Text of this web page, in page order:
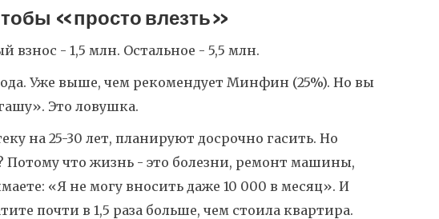
«просто влезть»
взнос - 1,5 млн. Остальное - 5,5 млн.
Уже выше, чем рекомендует Минфин (25%). Но вы
Это ловушка.
на 25-30 лет, планируют досрочно гасить. Но
Потому что жизнь - это болезни, ремонт машины,
«Я не могу вносить даже 10 000 в месяц». И
почти в 1,5 раза больше, чем стоила квартира.